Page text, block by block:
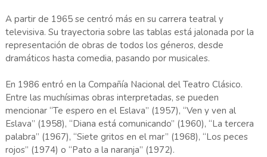
A partir de 1965 se centró más en su carrera teatral y
televisiva. Su trayectoria sobre las tablas está jalonada por la
representación de obras de todos los géneros, desde
dramáticos hasta comedia, pasando por musicales.
En 1986 entró en la Compañía Nacional del Teatro Clásico.
Entre las muchísimas obras interpretadas, se pueden
mencionar “Te espero en el Eslava” (1957), “Ven y ven al
Eslava” (1958), “Diana está comunicando” (1960), “La tercera
palabra” (1967), “Siete gritos en el mar” (1968), “Los peces
rojos” (1974) o “Pato a la naranja” (1972).